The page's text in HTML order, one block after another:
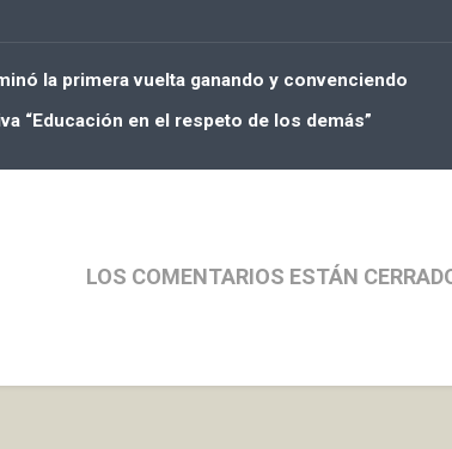
la primera vuelta ganando y convenciendo
“Educación en el respeto de los demás”
LOS COMENTARIOS ESTÁN